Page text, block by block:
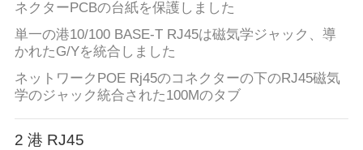
ネクターPCBの台紙を保護しました
単一の港10/100 BASE-T RJ45は磁気学ジャック、導
かれたG/Yを統合しました
ネットワークPOE Rj45のコネクターの下のRJ45磁気
学のジャック統合された100Mのタブ
2 港 RJ45